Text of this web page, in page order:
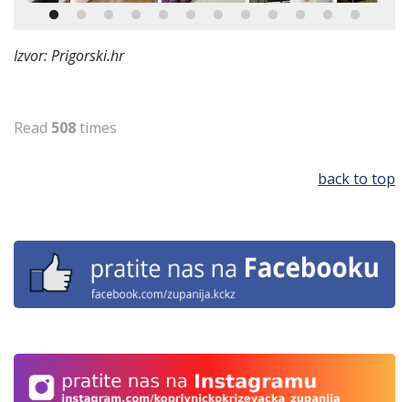
Izvor: Prigorski.hr
Read 508times
back to top